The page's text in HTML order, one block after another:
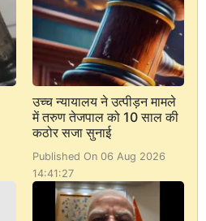
उच्च न्यायालय ने उत्पीड़न मामले
में तरुण तेजपाल को 10 साल की
कठोर सजा सुनाई
Published On 06 Aug 2026
14:41:27